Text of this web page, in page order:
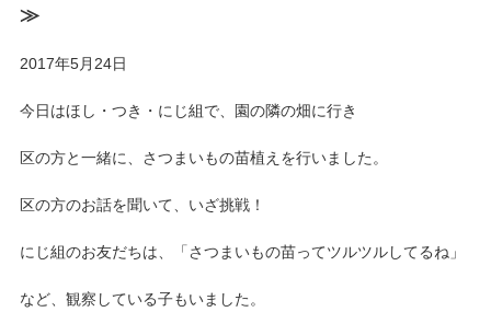
≫
2017年5月24日
今日はほし・つき・にじ組で、園の隣の畑に行き
区の方と一緒に、さつまいもの苗植えを行いました。
区の方のお話を聞いて、いざ挑戦！
にじ組のお友だちは、「さつまいもの苗ってツルツルしてるね」
など、観察している子もいました。